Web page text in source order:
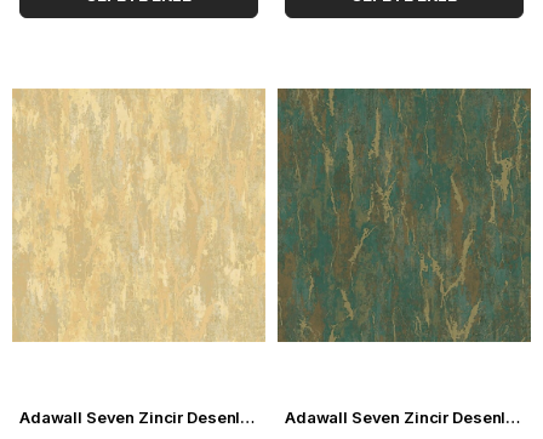
Adawall Seven Zincir Desenli Duvar Kağıdı 7809-3 Adawall Seven Zincir Desenli Duvar Kağıdı 7809-4